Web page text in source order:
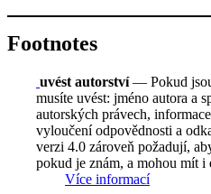
Footnotes
uvést autorství— Pokud jsou
musíte uvést: jméno autora a
autorských právech,
vyloučení odpovědnosti a
verzi 4.0 zároveň požadují,
pokud je znám, a mohou mít i
Více informací